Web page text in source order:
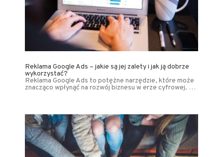
Reklama Google Ads – jakie są jej zalety i jak ją dobrze
wykorzystać?
Reklama Google Ads to potężne narzędzie, które może
znacząco wpłynąć na rozwój biznesu w erze cyfrowej. …